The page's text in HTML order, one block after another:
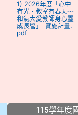
1) 2026年度「心中
有光・教室有春天～
和氣大愛教師身心靈
成長營」-實施計畫.
pdf
::: 115學年度